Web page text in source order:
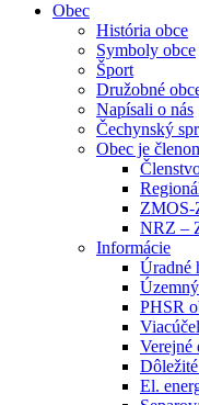
Obec
História obce
Symboly obce
Šport
Družobné
Napísali o nás
Čechynský
Obec je
ZMOS-
NRZ –
Informácie
Úradné
PHSR
Verejné
El.